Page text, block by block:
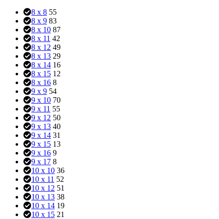
8 x 8 55
8 x 9 83
8 x 10 87
8 x 11 42
8 x 12 49
8 x 13 29
8 x 14 16
8 x 15 12
8 x 16 8
9 x 9 54
9 x 10 70
9 x 11 55
9 x 12 50
9 x 13 40
9 x 14 31
9 x 15 13
9 x 16 9
9 x 17 8
10 x 10 36
10 x 11 52
10 x 12 51
10 x 13 38
10 x 14 19
10 x 15 21